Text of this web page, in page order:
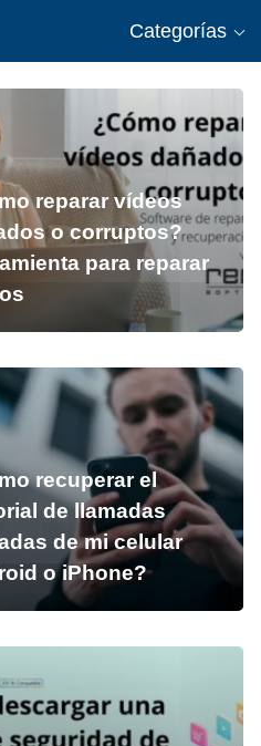
Categorías
reparar vídeos
o corruptos?
para reparar
recuperar el
de llamadas
de mi celular
o iPhone?